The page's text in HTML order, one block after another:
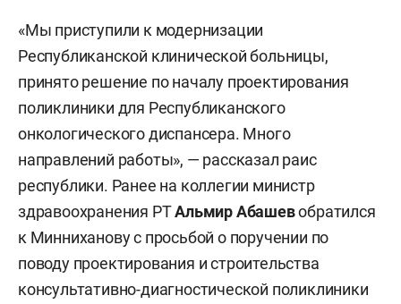
«Мы приступили к модернизации
Республиканской клинической больницы,
принято решение по началу проектирования
поликлиники для Республиканского
онкологического диспансера. Много
направлений работы», — рассказал раис
республики. Ранее на коллегии министр
здравоохранения РТАльмир Абашевобратился
к Минниханову с просьбой о поручении по
поводу проектирования и строительства
консультативно-диагностической поликлиники